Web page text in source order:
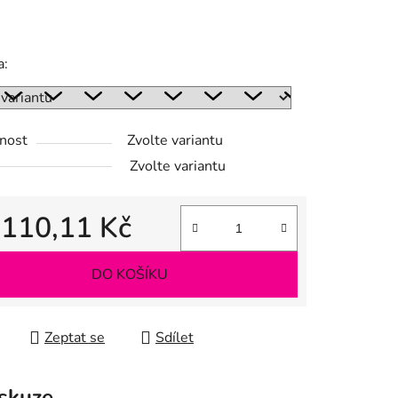
Zvolte variantu
Zvolte variantu
110,11 Kč
DO KOŠÍKU
Zeptat se Sdílet